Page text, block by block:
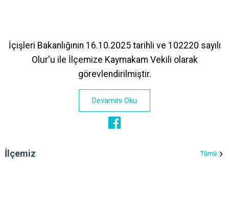
İçişleri Bakanlığının 16.10.2025 tarihli ve 102220 sayılı
Olur'u ile İlçemize Kaymakam Vekili olarak
görevlendirilmiştir.
Devamını Oku
İlçemiz Tümü